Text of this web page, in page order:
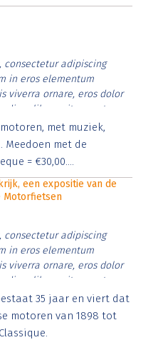
consectetur adipiscing
in eros elementum
viverra ornare, eros dolor
diam libero vitae erat.
cursus id rutrum lorem
risus tristique posuere.
met muziek,
Meedoen met de
= €30,00....
een expositie van de
Motorfietsen
consectetur adipiscing
in eros elementum
viverra ornare, eros dolor
diam libero vitae erat.
cursus id rutrum lorem
risus tristique posuere.
35 jaar en viert dat
motoren van 1898 tot